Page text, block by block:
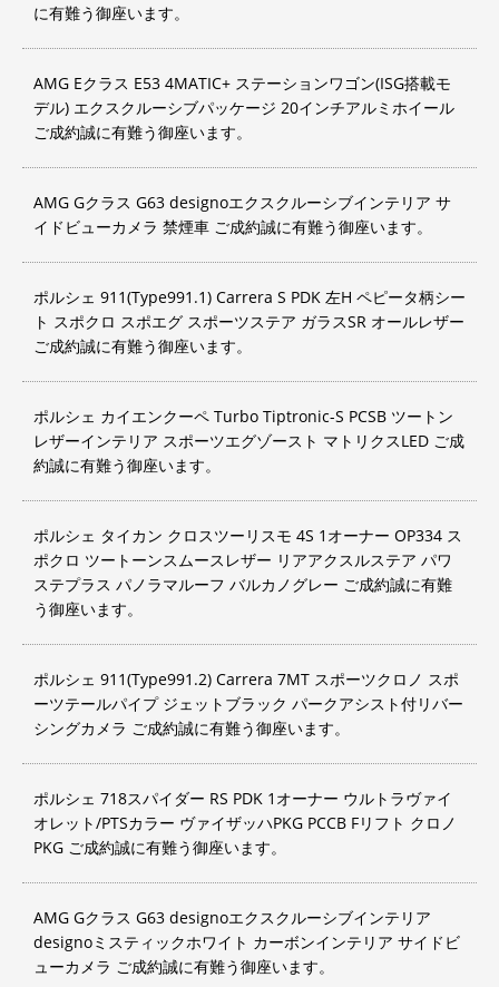
に有難う御座います。
AMG Eクラス E53 4MATIC+ ステーションワゴン(ISG搭載モ
デル) エクスクルーシブパッケージ 20インチアルミホイール
ご成約誠に有難う御座います。
AMG Gクラス G63 designoエクスクルーシブインテリア サ
イドビューカメラ 禁煙車 ご成約誠に有難う御座います。
ポルシェ 911(Type991.1) Carrera S PDK 左H ペピータ柄シー
ト スポクロ スポエグ スポーツステア ガラスSR オールレザー
ご成約誠に有難う御座います。
ポルシェ カイエンクーペ Turbo Tiptronic-S PCSB ツートン
レザーインテリア スポーツエグゾースト マトリクスLED ご成
約誠に有難う御座います。
ポルシェ タイカン クロスツーリスモ 4S 1オーナー OP334 ス
ポクロ ツートーンスムースレザー リアアクスルステア パワ
ステプラス パノラマルーフ バルカノグレー ご成約誠に有難
う御座います。
ポルシェ 911(Type991.2) Carrera 7MT スポーツクロノ スポ
ーツテールパイプ ジェットブラック パークアシスト付リバー
シングカメラ ご成約誠に有難う御座います。
ポルシェ 718スパイダー RS PDK 1オーナー ウルトラヴァイ
オレット/PTSカラー ヴァイザッハPKG PCCB Fリフト クロノ
PKG ご成約誠に有難う御座います。
AMG Gクラス G63 designoエクスクルーシブインテリア
designoミスティックホワイト カーボンインテリア サイドビ
ューカメラ ご成約誠に有難う御座います。